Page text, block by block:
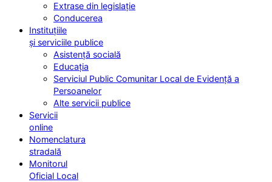
Extrase din legislație
Conducerea
Instituțiile
și serviciile publice
Asistență socială
Educația
Serviciul Public Comunitar Local de Evidență a
Persoanelor
Alte servicii publice
Servicii
online
Nomenclatura
stradală
Monitorul
Oficial Local